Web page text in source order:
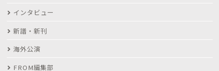
インタビュー
新譜・新刊
海外公演
FROM編集部